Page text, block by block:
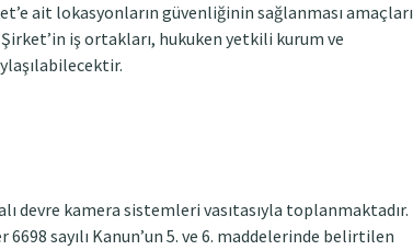
ait lokasyonların güvenliğinin sağlanması amaçları
iş ortakları, hukuken yetkili kurum ve
devre kamera sistemleri vasıtasıyla toplanmaktadır.
sayılı Kanun’un 5. ve 6. maddelerinde belirtilen